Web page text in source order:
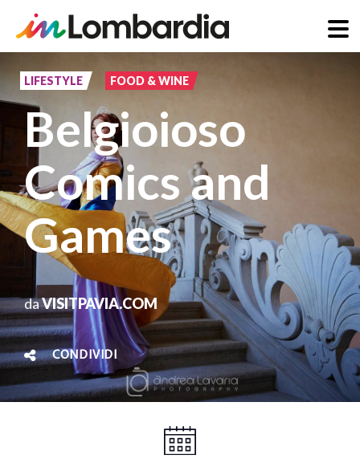
al
contenuto
principale
LIFESTYLE FOOD & WINE
Belgioioso
Comics and
Games
daVISITPAVIA.COM
CONDIVIDI